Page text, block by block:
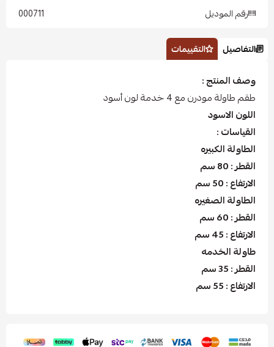
رقم الموديل 000711
التفاصيل التقييمات
وصف المنتج :
طقم طاولة مودرن مع 4 خدمة لون أسود
اللون الاسود
القياسات :
الطاولة الكبيره
القطر : 80 سم
الارتفاع : 50 سم
الطاولة الصغيره
القطر : 60 سم
الارتفاع : 45 سم
طاولة الخدمه
القطر : 35 سم
الارتفاع : 55 سم